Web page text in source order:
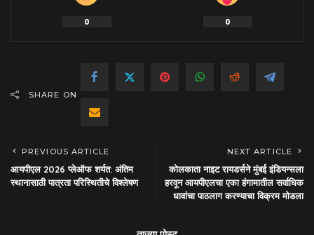
0 0
SHARE ON
PREVIOUS ARTICLE
आयपीएल 2026 प्लेऑफ शर्यत: अंतिम
स्थानासाठी पात्रता परिस्थितीचे विश्लेषण
NEXT ARTICLE
कोलकाता नाइट रायडर्सने मुंबई इंडियन्सला
हरवून आयपीएलचा एका हंगामातील सर्वाधिक
धावांचा पाठलाग करण्याचा विक्रम मोडला